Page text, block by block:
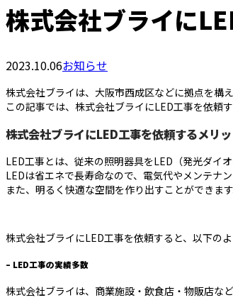
株式会社ブライに
2023.10.06お知らせ
株式会社ブライは、大阪市西成区などに拠点を構
この記事では、株式会社ブライにLED工事を依頼
株式会社ブライにLED工事を依頼するメリ
LED工事とは、従来の照明器具をLED（発光ダイ
LEDは省エネで長寿命なので、電気代やメンテナン
また、明るく快適な空間を作り出すことができます
株式会社ブライにLED工事を依頼すると、以下のよ
– LED工事の実績多数
株式会社ブライは、商業施設・飲食店・物販店な